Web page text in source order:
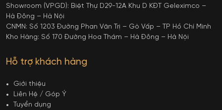
Showroom (VPGD): Biệt Thự D29-12A Khu D KĐT Geleximco –
Hà Đông – Hà Nội
CNMN: Số 1203 Đường Phan Văn Trị – Gò Vấp – TP Hồ Chí Minh
Kho Hàng: Số 170 Đường Hoa Thám – Hà Đông – Hà Nội
Hỗ trợ khách hàng
Giới thiệu
Liên Hệ / Góp Ý
Tuyển dụng